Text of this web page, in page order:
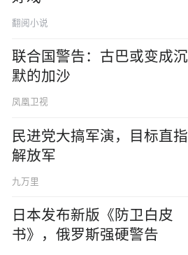
翻阅小说
联合国警告：古巴或变成沉
默的加沙
凤凰卫视
民进党大搞军演，目标直指
解放军
九万里
日本发布新版《防卫白皮
书》，俄罗斯强硬警告